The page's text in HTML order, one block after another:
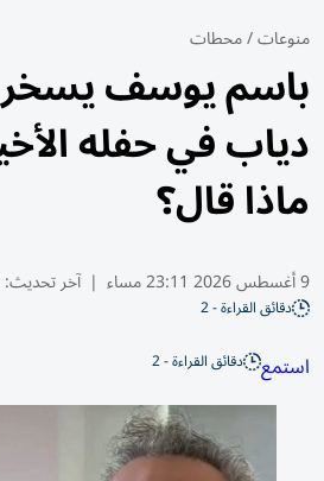
منوعات/محطات
باسم يوسف
دياب في حفله
ماذا قال؟
9 أغسطس 2026 23:11 مساء | آخر تحديث:
دقائق القراءة - 2
استمع دقائق القراءة - 2